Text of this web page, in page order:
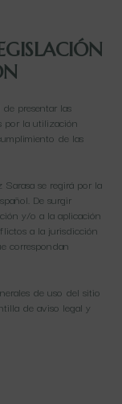
presentar las
por la utilización
de las
se regirá por la
De surgir
y/o a la aplicación
a la jurisdicción
correspondan
de uso del sitio
de aviso legal y